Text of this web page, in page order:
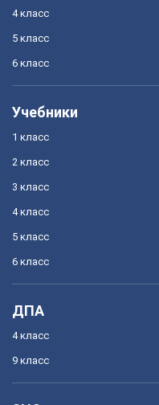
4 класс
5 класс
6 класс
Учебники
1 класс
2 класс
3 класс
4 класс
5 класс
6 класс
ДПА
4 класс
9 класс